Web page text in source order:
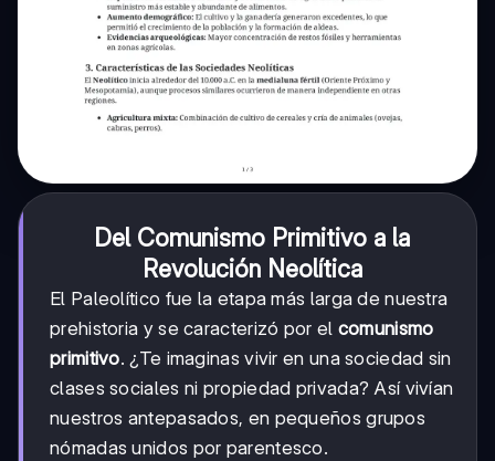
Del Comunismo Primitivo a la
Revolución Neolítica
El Paleolítico fue la etapa más larga de nuestra
prehistoria y se caracterizó por el comunismo
primitivo. ¿Te imaginas vivir en una sociedad sin
clases sociales ni propiedad privada? Así vivían
nuestros antepasados, en pequeños grupos
nómadas unidos por parentesco.